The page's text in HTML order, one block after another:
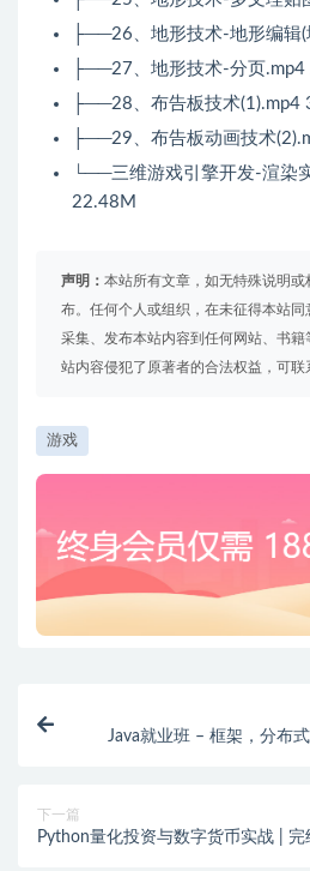
├──26、地形技术-地形编辑
├──27、地形技术-分页.mp4
├──28、布告板技术(1).mp4
├──29、布告板动画技术
└──三维游戏引擎开发-渲染
22.48M
声明： 本站所有文章，如无特殊说明
布。任何个人或组织，在未征得本站同
采集、发布本站内容到任何网站、书
站内容侵犯了原著者的合法权益，可联
游戏
Java就业班 – 框架，分布
下一篇
Python量化投资与数字货币实战 | 完